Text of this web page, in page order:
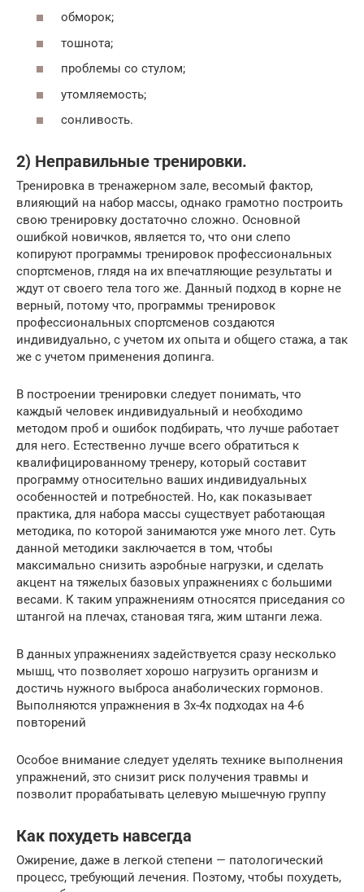
обморок;
тошнота;
проблемы со стулом;
утомляемость;
сонливость.
2) Неправильные тренировки.
Тренировка в тренажерном зале, весомый фактор,
влияющий на набор массы, однако грамотно построить
свою тренировку достаточно сложно. Основной
ошибкой новичков, является то, что они слепо
копируют программы тренировок профессиональных
спортсменов, глядя на их впечатляющие результаты и
ждут от своего тела того же. Данный подход в корне не
верный, потому что, программы тренировок
профессиональных спортсменов создаются
индивидуально, с учетом их опыта и общего стажа, а так
же с учетом применения допинга.
В построении тренировки следует понимать, что
каждый человек индивидуальный и необходимо
методом проб и ошибок подбирать, что лучше работает
для него. Естественно лучше всего обратиться к
квалифицированному тренеру, который составит
программу относительно ваших индивидуальных
особенностей и потребностей. Но, как показывает
практика, для набора массы существует работающая
методика, по которой занимаются уже много лет. Суть
данной методики заключается в том, чтобы
максимально снизить аэробные нагрузки, и сделать
акцент на тяжелых базовых упражнениях с большими
весами. К таким упражнениям относятся приседания со
штангой на плечах, становая тяга, жим штанги лежа.
В данных упражнениях задействуется сразу несколько
мышц, что позволяет хорошо нагрузить организм и
достичь нужного выброса анаболических гормонов.
Выполняются упражнения в 3х-4х подходах на 4-6
повторений
Особое внимание следует уделять технике выполнения
упражнений, это снизит риск получения травмы и
позволит прорабатывать целевую мышечную группу
Как похудеть навсегда
Ожирение, даже в легкой степени — патологический
процесс, требующий лечения. Поэтому, чтобы похудеть,